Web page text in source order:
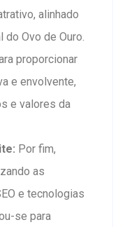
alinhado
do Ovo de Ouro.
proporcionar
e envolvente,
e valores da
Por fim,
as
e tecnologias
se para